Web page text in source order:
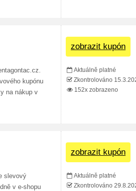
kupónu
na nákup v
zobrazit kupón
Aktuálně platné
Zkontrolováno
152x zobrazeno
slevový
v e-shopu
zobrazit kupón
Aktuálně platné
Zkontrolováno